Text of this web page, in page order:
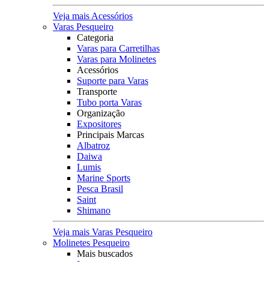
Veja mais Acessórios
Varas Pesqueiro
Categoria
Varas para Carretilhas
Varas para Molinetes
Acessórios
Suporte para Varas
Transporte
Tubo porta Varas
Organização
Expositores
Principais Marcas
Albatroz
Daiwa
Lumis
Marine Sports
Pesca Brasil
Saint
Shimano
Veja mais Varas Pesqueiro
Molinetes Pesqueiro
Mais buscados
Leve